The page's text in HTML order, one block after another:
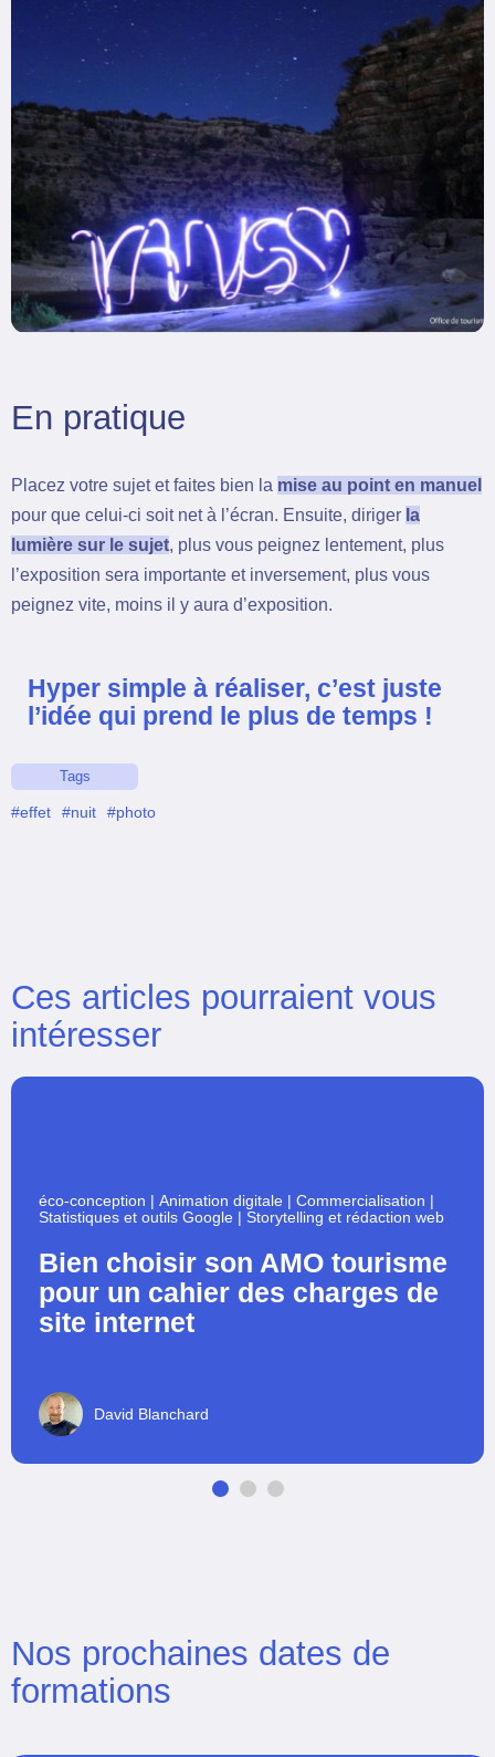
En pratique
Placez votre sujet et faites bien la mise au point en manuel
pour que celui-ci soit net à l’écran. Ensuite, diriger la
lumière sur le sujet, plus vous peignez lentement, plus
l’exposition sera importante et inversement, plus vous
peignez vite, moins il y aura d’exposition.
Hyper simple à réaliser, c’est juste
l’idée qui prend le plus de temps !
Tags
#effet #nuit #photo
Ces articles pourraient vous
intéresser
éco-conception | Animation digitale | Commercialisation |
Statistiques et outils Google | Storytelling et rédaction web
Bien choisir son AMO tourisme
pour un cahier des charges de
site internet
David Blanchard
Nos prochaines dates de
formations